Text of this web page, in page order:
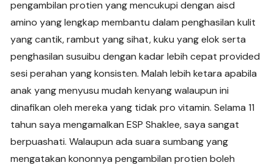
pengambilan protien yang mencukupi dengan aisd
amino yang lengkap membantu dalam penghasilan kulit
yang cantik, rambut yang sihat, kuku yang elok serta
penghasilan susuibu dengan kadar lebih cepat provided
sesi perahan yang konsisten. Malah lebih ketara apabila
anak yang menyusu mudah kenyang walaupun ini
dinafikan oleh mereka yang tidak pro vitamin. Selama 11
tahun saya mengamalkan ESP Shaklee, saya sangat
berpuashati. Walaupun ada suara sumbang yang
mengatakan kononnya pengambilan protien boleh